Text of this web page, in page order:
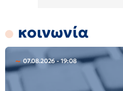
κοινωνία
07.08.2026 - 19:08